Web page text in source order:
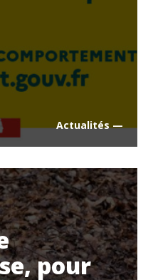
Actualités —
pour